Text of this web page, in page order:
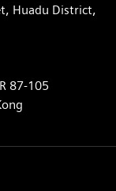
Huadu District,
87-105